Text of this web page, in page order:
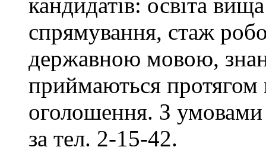
спрямування, стаж
державною мовою,
приймаються протягом
оголошення. З
за тел. 2-15-42.